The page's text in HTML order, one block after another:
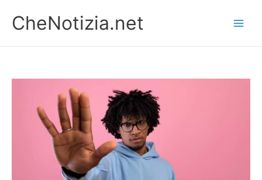
contenuto
CheNotizia.net